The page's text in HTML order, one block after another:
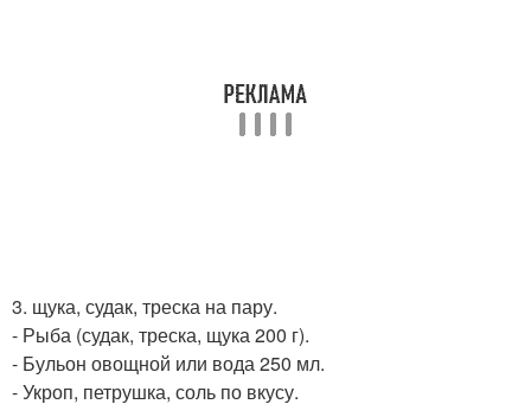
3. щука, судак, треска на пару.
- Рыба (судак, треска, щука 200 г).
- Бульон овощной или вода 250 мл.
- Укроп, петрушка, соль по вкусу.